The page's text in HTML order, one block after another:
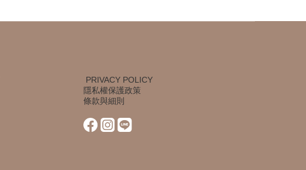
PRIVACY POLICY
隱私權保護政策
條款與細則